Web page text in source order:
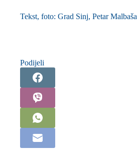
Tekst, foto: Grad Sinj, Petar Malbaša
Podijeli